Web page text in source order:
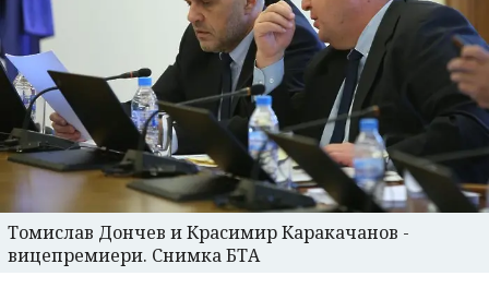
Томислав Дончев и Красимир Каракачанов -
вицепремиери. Снимка БТА